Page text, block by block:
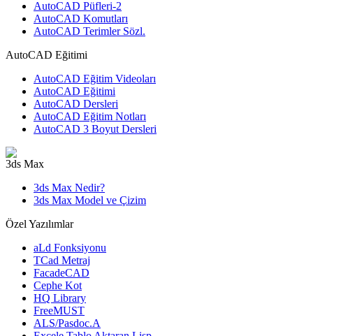
AutoCAD Püfleri-2
AutoCAD Komutları
AutoCAD Terimler Sözl.
AutoCAD Eğitimi
AutoCAD Eğitim Videoları
AutoCAD Eğitimi
AutoCAD Dersleri
AutoCAD Eğitim Notları
AutoCAD 3 Boyut Dersleri
3ds Max
3ds Max Nedir?
3ds Max Model ve Çizim
Özel Yazılımlar
aLd Fonksiyonu
TCad Metraj
FacadeCAD
Cephe Kot
HQ Library
FreeMUST
ALS/Pasdoc.A